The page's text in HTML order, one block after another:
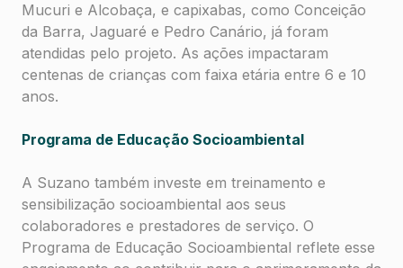
Mucuri e Alcobaça, e capixabas, como Conceição
da Barra, Jaguaré e Pedro Canário, já foram
atendidas pelo projeto. As ações impactaram
centenas de crianças com faixa etária entre 6 e 10
anos.
Programa de Educação Socioambiental
A Suzano também investe em treinamento e
sensibilização socioambiental aos seus
colaboradores e prestadores de serviço. O
Programa de Educação Socioambiental reflete esse